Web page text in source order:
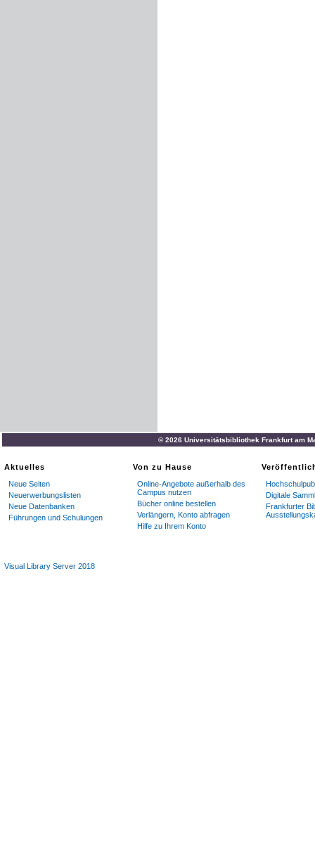
© 2026 Universitätsbibliothek Frankfurt am
Aktuelles
Neue Seiten
Neuerwerbungslisten
Neue Datenbanken
Führungen und Schulungen
Von zu Hause
Online-Angebote außerhalb des
Campus nutzen
Bücher online bestellen
Verlängern, Konto abfragen
Hilfe zu Ihrem Konto
Digitale
Frankfurter
Visual Library Server 2018